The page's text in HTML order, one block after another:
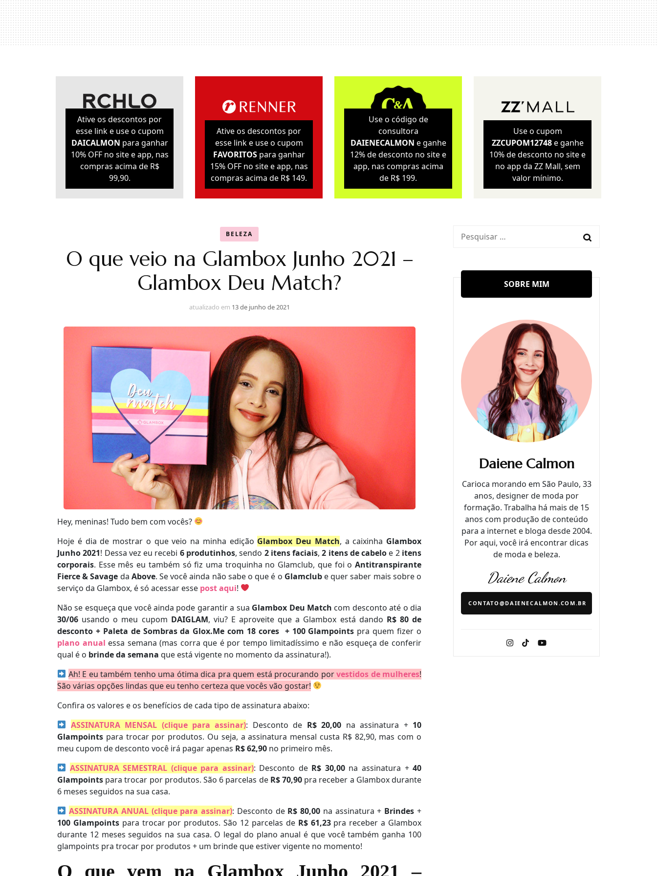
Wellness
Ative os descontos por
esse link e use o cupom
DAICALMON para ganhar
10% OFF no site e app, nas
compras acima de R$
99,90.
Ative os descontos por
esse link e use o cupom
FAVORITOSpara ganhar
15% OFF no site e app, nas
compras acima de R$ 149.
Use o código de
consultora
DAIENECALMON e ganhe
12% de desconto no site e
app, nas compras acima
de R$ 199.
Use o cupom
ZZCUPOM12748e ganhe
10% de desconto no site e
no app da ZZ Mall, sem
valor mínimo.
BELEZA
O que veio na Glambox Junho 2021 –
Glambox Deu Match?
atualizado em 13 de junho de 2021
Hey, meninas! Tudo bem com vocês?
Hoje é dia de mostrar o que veio na minha edição Glambox Deu Match, a caixinha Glambox
Junho 2021! Dessa vez eu recebi 6 produtinhos, sendo 2 itens faciais,2 itens de cabelo e 2 itens
corporais. Esse mês eu também só fiz uma troquinha no Glamclub, que foi o Antitranspirante
Fierce & Savage da Above. Se você ainda não sabe o que é o Glamclube quer saber mais sobre o
serviço da Glambox, é só acessar esse post aqui!
Não se esqueça que você ainda pode garantir a sua Glambox Deu Match com desconto até o dia
30/06 usando o meu cupom DAIGLAM, viu? E aproveite que a Glambox está dando R$ 80 de
desconto + Paleta de Sombras da Glox.Me com 18 cores + 100 Glampoints pra quem fizer o
plano anual essa semana (mas corra que é por tempo limitadíssimo e não esqueça de conferir
qual é o brinde da semana que está vigente no momento da assinatura!).
Ah! E eu também tenho uma ótima dica pra quem está procurando porvestidos de mulheres!
São várias opções lindas que eu tenho certeza que vocês vão gostar!
Confira os valores e os benefícios de cada tipo de assinatura abaixo:
ASSINATURA MENSAL (clique para assinar): Desconto de R$ 20,00 na assinatura + 10
Glampoints para trocar por produtos. Ou seja, a assinatura mensal custa R$ 82,90, mas com o
meu cupom de desconto você irá pagar apenas R$ 62,90 no primeiro mês.
ASSINATURA SEMESTRAL (clique para assinar): Desconto de R$ 30,00na assinatura +40
Glampoints para trocar por produtos. São 6 parcelas de R$ 70,90 pra receber a Glambox durante
6 meses seguidos na sua casa.
ASSINATURA ANUAL (clique para assinar): Desconto de R$ 80,00 na assinatura + Brindes +
100 Glampointspara trocar por produtos. São 12 parcelas de R$ 61,23pra receber a Glambox
durante 12 meses seguidos na sua casa. O legal do plano anual é que você também ganha 100
glampoints pra trocar por produtos + um brinde que estiver vigente no momento!
O que vem na Glambox Junho 2021 –
Pesquisar
SOBRE MIM
Daiene Calmon
Carioca morando em São Paulo, 33
anos, designer de moda por
formação. Trabalha há mais de 15
anos com produção de conteúdo
para a internet e bloga desde 2004.
Por aqui, você irá encontrar dicas
de moda e beleza.
Daiene Calmon
CONTATO@DAIENECALMON.COM.BR